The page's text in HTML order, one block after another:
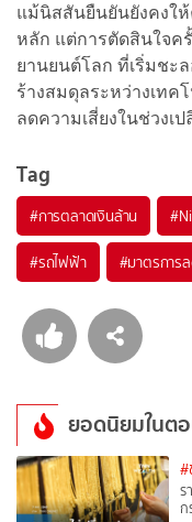
แม้นิสสันยืนยันยังคงใ
หลัก แต่การตัดสินใจ
ยานยนต์โลก ที่เริ่มชะ
ร้างสมดุลระหว่างเทค
ลดความเสี่ยงในช่วงเ
Tag
#การตลาดเงินล้าน #
#รถไฟฟ้า #มาตรการ
ยอดนิยมในต
ร
ก